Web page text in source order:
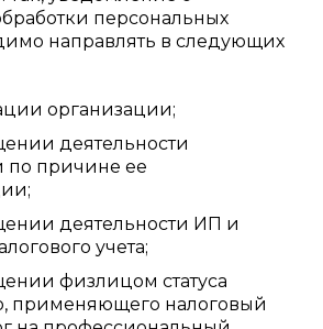
персональных
направлять в следующих
организации;
деятельности
по причине ее
деятельности ИП и
учета;
физлицом статуса
применяющего налоговый